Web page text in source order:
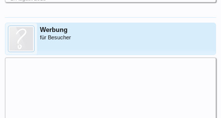
Werbung
für Besucher